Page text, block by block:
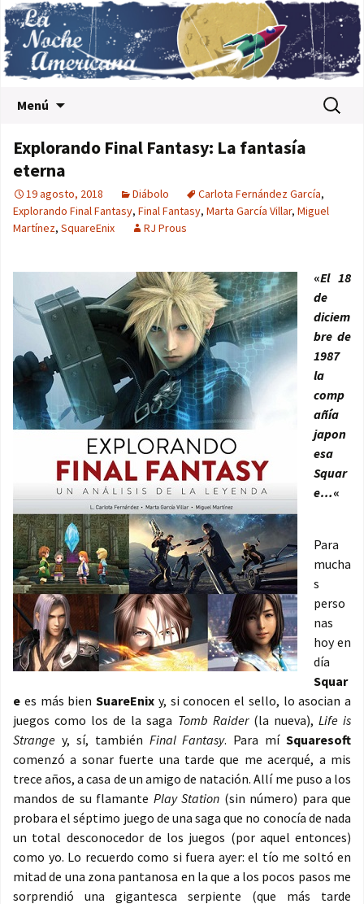
Menú Buscar:
Explorando Final Fantasy: La fantasía
eterna
19 agosto, 2018 Diábolo Carlota Fernández García,
Explorando Final Fantasy, Final Fantasy, Marta García Villar, Miguel
Martínez, SquareEnix RJ Prous
«El 18
de
diciem
bre de
1987
la
comp
añía
japon
esa
Squar
e…«
Para
mucha
s
perso
nas
hoy en
día
Squar
e es más bien SuareEnix y, si conocen el sello, lo asocian a
juegos como los de la saga Tomb Raider(la nueva), Life is
Strange y, sí, también Final Fantasy. Para mí Squaresoft
comenzó a sonar fuerte una tarde que me acerqué, a mis
trece años, a casa de un amigo de natación. Allí me puso a los
mandos de su flamante Play Station (sin número) para que
probara el séptimo juego de una saga que no conocía de nada
un total desconocedor de los juegos (por aquel entonces)
como yo. Lo recuerdo como si fuera ayer: el tío me soltó en
mitad de una zona pantanosa en la que a los pocos pasos me
sorprendió una gigantesca serpiente (que más tarde